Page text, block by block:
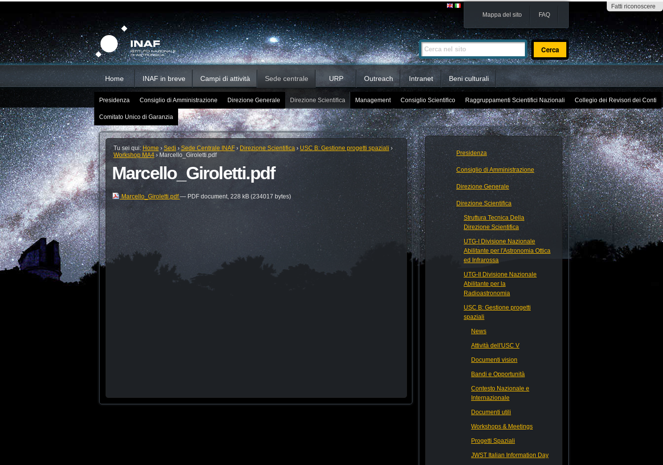
Fatti riconoscere
contenuti.
Salta
alla
navigazione
Mappa del sito FAQ
Cerca nel sito
Ricerca
avanzata…
Home INAF in breve Campi di attività Sede centrale URP Outreach Intranet Beni culturali
Presidenza Consiglio di Amministrazione Direzione Generale Direzione Scientifica Management Consiglio Scientifico Raggruppamenti Scientifici Nazionali Collegio dei Revisori dei Conti
Comitato Unico di Garanzia
Tu sei qui: Home › Sedi › Sede Centrale INAF › Direzione Scientifica › USC B: Gestione progetti spaziali ›
Workshop MA4 › Marcello_Giroletti.pdf
Marcello_Giroletti.pdf
Marcello_Giroletti.pdf— PDF document, 228 kB (234017 bytes)
Presidenza
Consiglio di Amministrazione
Direzione Generale
Direzione Scientifica
Struttura Tecnica Della
Direzione Scientifica
UTG-I Divisione Nazionale
Abilitante per l'Astronomia Ottica
ed Infrarossa
UTG-II Divisione Nazionale
Abilitante per la
Radioastronomia
USC B: Gestione progetti
spaziali
News
Attività dell'USC V
Documenti vision
Bandi e Opportunità
Contesto Nazionale e
Internazionale
Documenti utili
Workshops & Meetings
Progetti Spaziali
JWST Italian Information Day